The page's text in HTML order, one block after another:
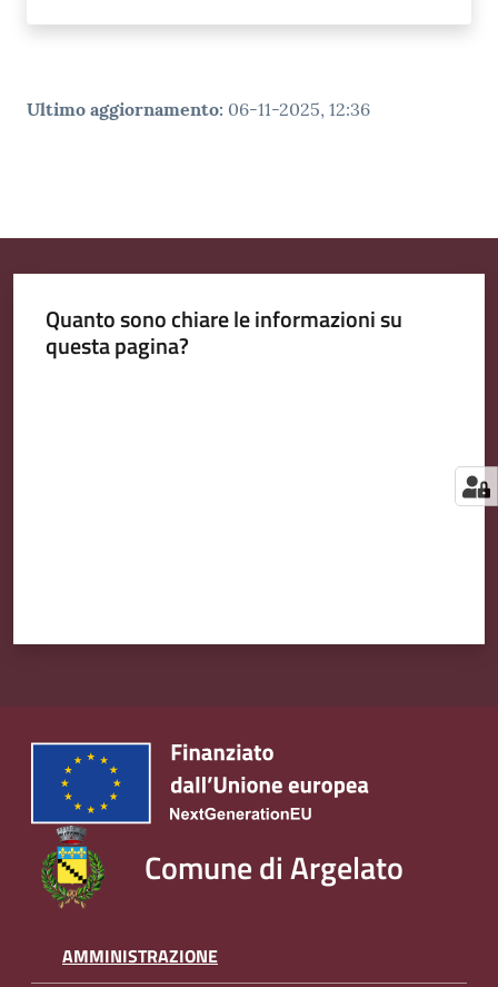
Ultimo aggiornamento: 06-11-2025, 12:36
Quanto sono chiare le informazioni su
questa pagina?
Comune di Argelato
AMMINISTRAZIONE